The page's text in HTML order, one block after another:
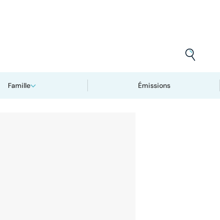
Famille Émissions